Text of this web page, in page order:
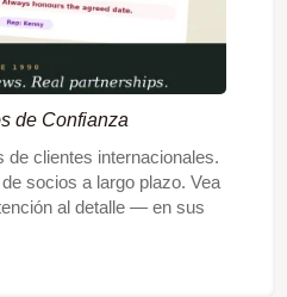
de Confianza
clientes internacionales.
socios a largo plazo. Vea
al detalle — en sus